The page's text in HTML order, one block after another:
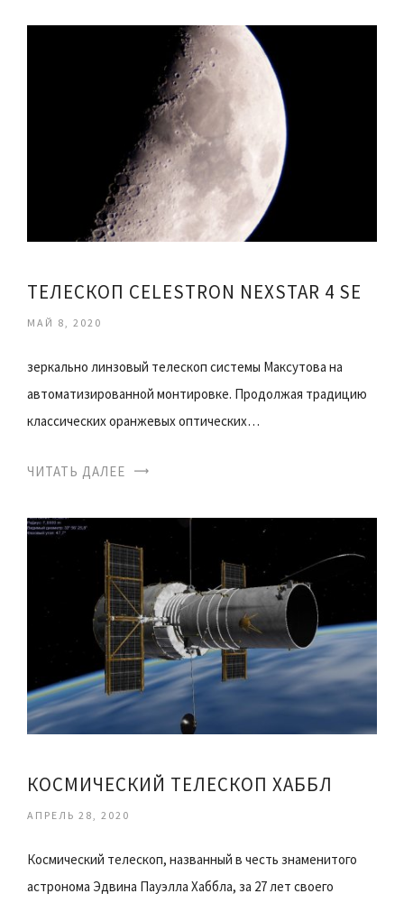
ТЕЛЕСКОП CELESTRON NEXSTAR 4 SE
МАЙ 8, 2020
зеркально линзовый телескоп системы Максутова на
автоматизированной монтировке. Продолжая традицию
классических оранжевых оптических…
ЧИТАТЬ ДАЛЕЕ
КОСМИЧЕСКИЙ ТЕЛЕСКОП ХАББЛ
АПРЕЛЬ 28, 2020
Космический телескоп, названный в честь знаменитого
астронома Эдвина Пауэлла Хаббла, за 27 лет своего